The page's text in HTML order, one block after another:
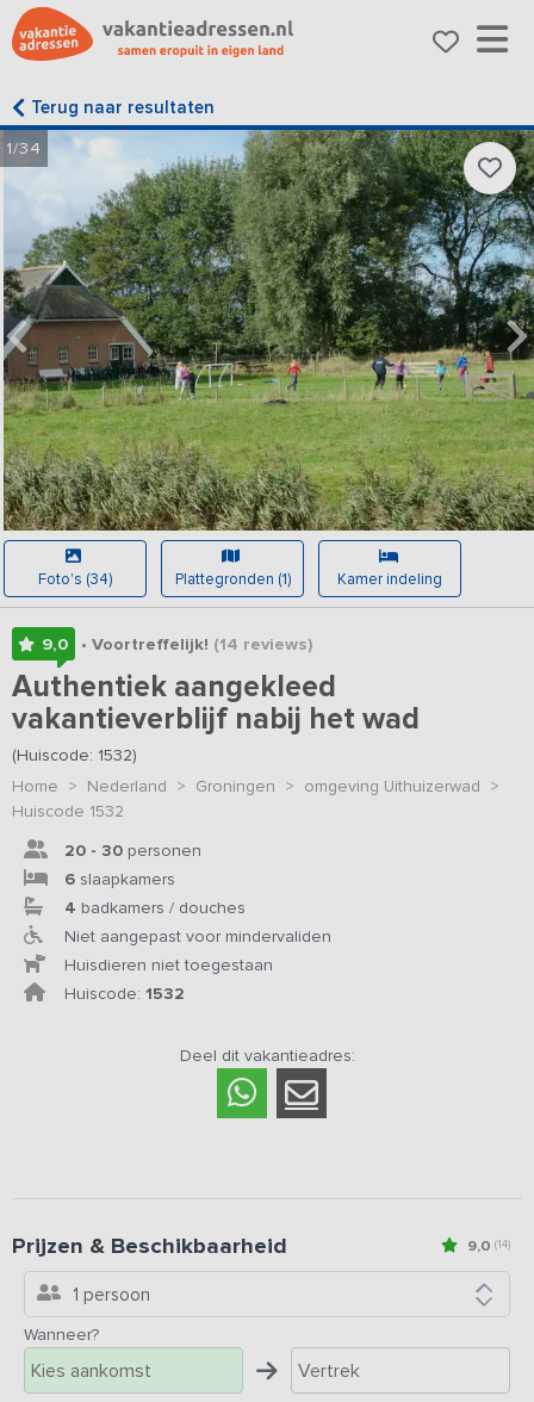
Terug naar resultaten
1/34
Foto's (34) Plattegronden (1) Kamer indeling
9,0 • Voortreffelijk! (14 reviews)
Authentiek aangekleed
vakantieverblijf nabij het wad
(Huiscode: 1532)
Home > Nederland > Groningen > omgeving Uithuizerwad >
Huiscode 1532
20 - 30 personen
6 slaapkamers
4 badkamers / douches
Niet aangepast voor mindervaliden
Huisdieren niet toegestaan
Huiscode: 1532
Deel dit vakantieadres:
9,0 (14)
Prijzen & Beschikbaarheid
1 persoon
Wanneer?